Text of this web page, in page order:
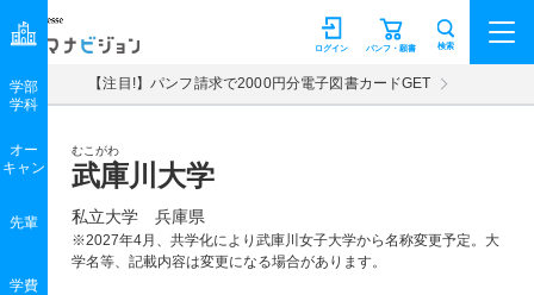
マナビジョン パンフ・願書
ログイン 検索
【注目!】パンフ請求で2000円分電子図書カードGET
むこがわ
武庫川大学
私立大学 兵庫県
※2027年4月、共学化により武庫川女子大学から名称変更予定。大
学名等、記載内容は変更になる場合があります。
学部
学科
オー
キャン
先輩
学費